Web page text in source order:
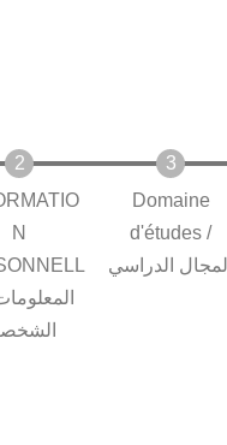
N
Domaine
d'études /
المجال الدراسي